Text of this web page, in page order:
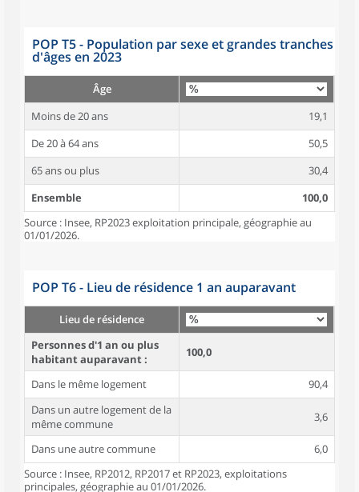
POP T5 - Population par sexe et grandes tranches
d'âges en 2023
Âge
Moins de 20 ans
19,1
De 20 à 64 ans
50,5
65 ans ou plus
30,4
Ensemble
100,0
Source : Insee, RP2023 exploitation principale, géographie au
01/01/2026.
POP T6 - Lieu de résidence 1 an auparavant
Lieu de résidence
Personnes d'1 an ou plus
habitant auparavant :
100,0
Dans le même logement
90,4
Dans un autre logement de la
même commune
3,6
Dans une autre commune
6,0
Source : Insee, RP2012, RP2017 et RP2023, exploitations
principales, géographie au 01/01/2026.